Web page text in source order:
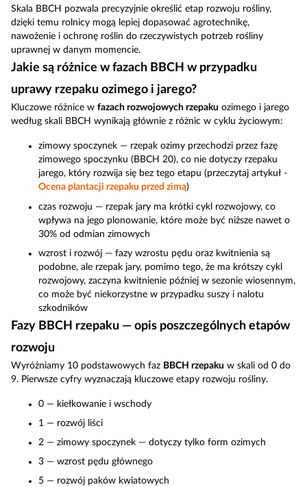
Skala BBCH pozwala precyzyjnie określić etap rozwoju rośliny,
dzięki temu rolnicy mogą lepiej dopasować agrotechnikę,
nawożenie i ochronę roślin do rzeczywistych potrzeb rośliny
uprawnej w danym momencie.
Jakie są różnice w fazach BBCH w przypadku
uprawy rzepaku ozimego i jarego?
Kluczowe różnice w fazach rozwojowych rzepaku ozimego i jarego
według skali BBCH wynikają głównie z różnic w cyklu życiowym:
zimowy spoczynek — rzepak ozimy przechodzi przez fazę
zimowego spoczynku (BBCH 20), co nie dotyczy rzepaku
jarego, który rozwija się bez tego etapu (przeczytaj artykuł -
Ocena plantacji rzepaku przed zimą)
czas rozwoju — rzepak jary ma krótki cykl rozwojowy, co
wpływa na jego plonowanie, które może być niższe nawet o
30% od odmian zimowych
wzrost i rozwój — fazy wzrostu pędu oraz kwitnienia są
podobne, ale rzepak jary, pomimo tego, że ma krótszy cykl
rozwojowy, zaczyna kwitnienie później w sezonie wiosennym,
co może być niekorzystne w przypadku suszy i nalotu
szkodników
Fazy BBCH rzepaku — opis poszczególnych etapów
rozwoju
Wyróżniamy 10 podstawowych faz BBCH rzepaku w skali od 0 do
9. Pierwsze cyfry wyznaczają kluczowe etapy rozwoju rośliny.
0 — kiełkowanie i wschody
1 — rozwój liści
2 — zimowy spoczynek — dotyczy tylko form ozimych
3 — wzrost pędu głównego
5 — rozwój paków kwiatowych